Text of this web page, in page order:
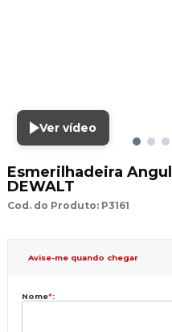
Ver vídeo
Esmerilhadeira
DEWALT
Cod. do Produto: P3161
Avise-me quando chegar
Nome*: